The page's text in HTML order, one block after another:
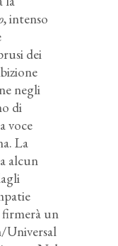
, intenso
dei
negli
di
voce
La
alcun
un
Universal